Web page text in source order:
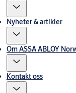
Nyheter & artikler
Om ASSA ABLOY
Kontakt oss